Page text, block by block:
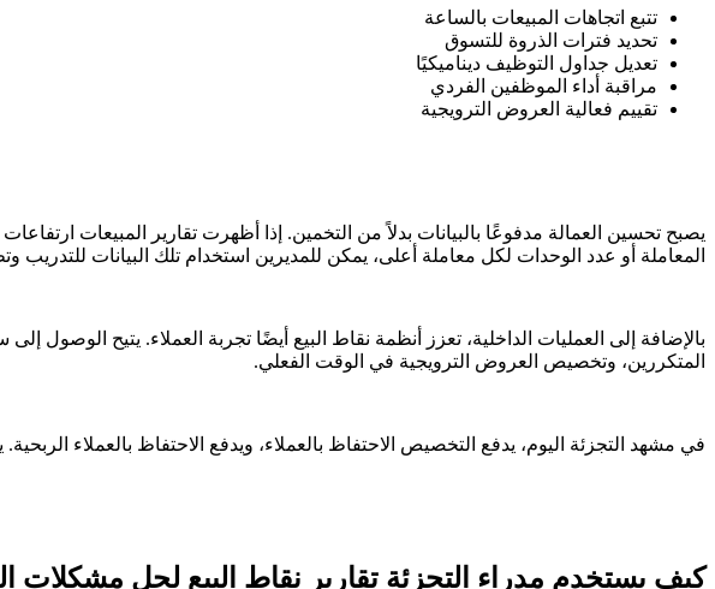
تتبع اتجاهات المبيعات بالساعة
تحديد فترات الذروة للتسوق
تعديل جداول التوظيف ديناميكيًا
مراقبة أداء الموظفين الفردي
تقييم فعالية العروض الترويجية
يصبح تحسين العمالة مدفوعًا بالبيانات بدلاً من التخمين. إذا أظهرت تقارير المبيعات
المعاملة أو عدد الوحدات لكل معاملة أعلى، يمكن للمديرين استخدام تلك البيانات للتدريب
بالإضافة إلى العمليات الداخلية، تعزز أنظمة نقاط البيع أيضًا تجربة العملاء. يتيح
المتكررين، وتخصيص العروض الترويجية في الوقت الفعلي.
في مشهد التجزئة اليوم، يدفع التخصيص الاحتفاظ بالعملاء، ويدفع الاحتفاظ بالعملاء
كيف يستخدم مدراء التجزئة تقارير نقاط البيع لحل مشكلات